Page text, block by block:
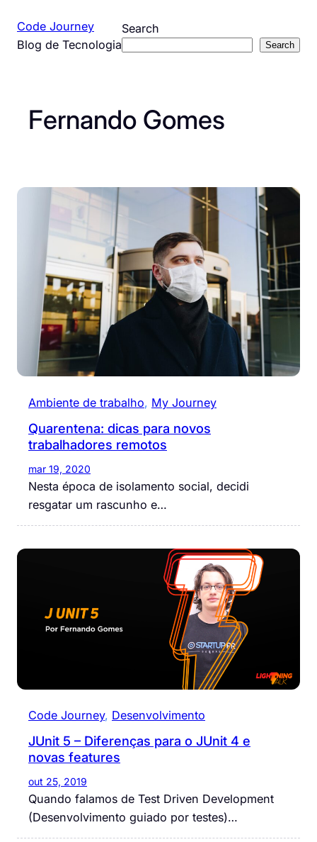
para
Code Journey
Blog de Tecnologia
Search
Search
Fernando Gomes
Ambiente de trabalho, My Journey
Quarentena: dicas para novos
trabalhadores remotos
mar 19, 2020
Nesta época de isolamento social, decidi
resgatar um rascunho e…
Code Journey, Desenvolvimento
JUnit 5 – Diferenças para o JUnit 4 e
novas features
out 25, 2019
Quando falamos de Test Driven Development
(Desenvolvimento guiado por testes)…